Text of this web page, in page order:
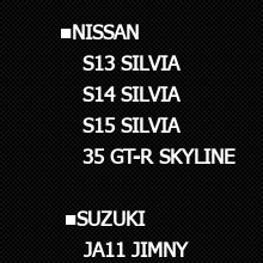
■NISSAN
S13 SILVIA
S14 SILVIA
S15 SILVIA
35 GT-R SKYLINE
■SUZUKI
JA11 JIMNY